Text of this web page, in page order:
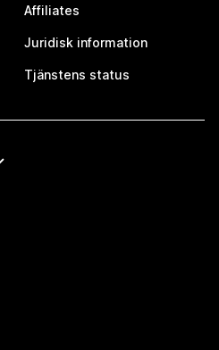
Affiliates
Juridisk information
Tjänstens status